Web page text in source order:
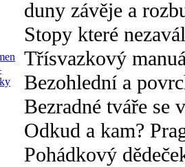
duny závěje a
Stopy které
Třísvazkový
Bezohlední a
Bezradné tváře se
Odkud a kam?
Pohádkový